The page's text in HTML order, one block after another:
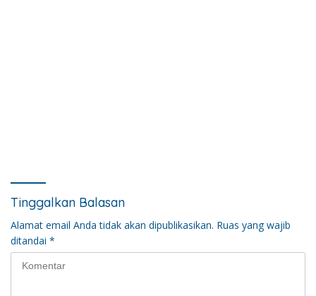
Tinggalkan Balasan
Alamat email Anda tidak akan dipublikasikan. Ruas yang wajib
ditandai *